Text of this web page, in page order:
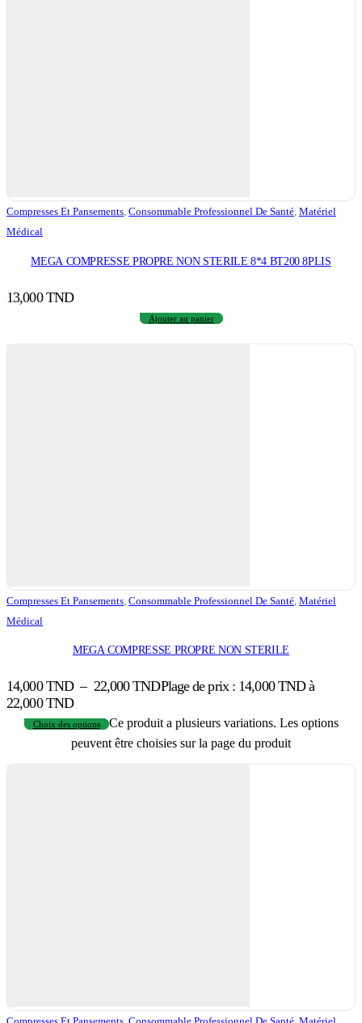
Compresses Et Pansements, Consommable Professionnel De Santé, Matériel
Médical
MEGA COMPRESSE PROPRE NON STERILE 8*4 BT200 8PLIS
13,000TND
Ajouter au panier
Compresses Et Pansements Consommable Professionnel De Santé Matériel
Médical
MEGA COMPRESSE PROPRE NON STERILE
14,000TND – 22,000TNDPlage de prix : 14,000 TND à
22,000 TND
Choix des options
Ce produit a plusieurs variations. Les options
peuvent être choisies sur la page du produit